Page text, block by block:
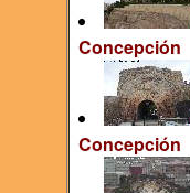
Concepción
Concepción